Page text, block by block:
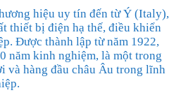
hiệu uy tín đến từ Ý (Italy),
thiết bị điện hạ thế, điều khiển
Được thành lập từ năm 1922,
năm kinh nghiệm, là một trong
và hàng đầu châu Âu trong lĩnh